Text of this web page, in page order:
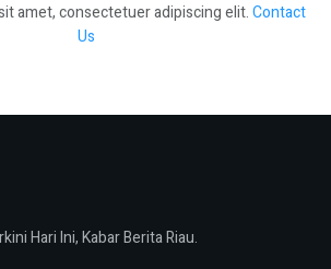
amet, consectetuer adipiscing elit.Contact
Us
Hari Ini, Kabar Berita Riau.